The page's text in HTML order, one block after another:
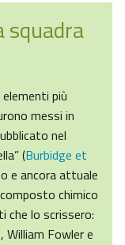
squadra
più
messi in
nel
(Burbidge et
e ancora attuale
chimico
che lo scrissero:
William Fowler e